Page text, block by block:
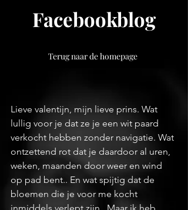
Facebookblog
Terug naar de homepage
Lieve valentijn, mijn lieve prins. Wat
lullig voor je dat ze je een wit paard
verkocht hebben zonder navigatie. Wat
ontzettend rot dat je daardoor al uren,
weken, maanden door weer en wind
op pad bent.. En wat spijtig dat de
bloemen die je voor me kocht